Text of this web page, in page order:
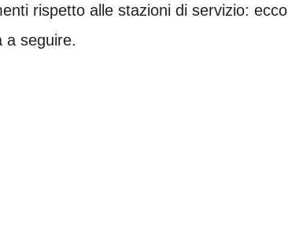
rispetto alle stazioni di servizio: ecco
a seguire.